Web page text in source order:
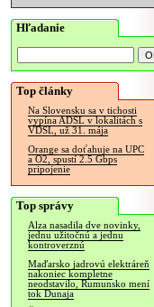
Hľadanie
Top články
Na Slovensku sa v tichosti
vypína ADSL v lokalitách s
VDSL, už 31. mája
Orange sa doťahuje na UPC
a O2, spustí 2.5 Gbps
pripojenie
Top správy
Alza nasadila dve novinky,
jednu užitočnú a jednu
kontroverznú
Maďarsko jadrovú elektráreň
nakoniec kompletne
neodstavilo, Rumunsko mení
tok Dunaja